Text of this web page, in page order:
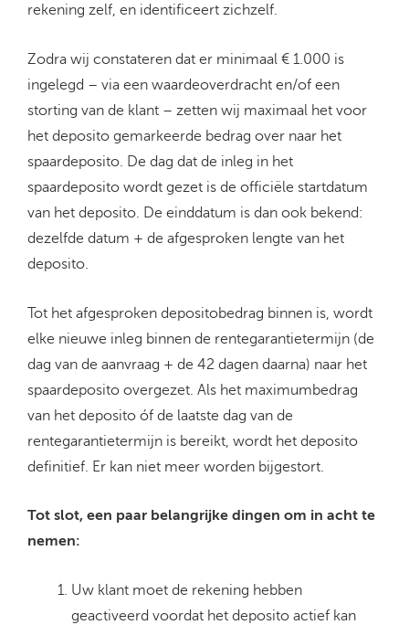
rekening zelf, en identificeert zichzelf.
Zodra wij constateren dat er minimaal € 1.000 is
ingelegd – via een waardeoverdracht en/of een
storting van de klant – zetten wij maximaal het voor
het deposito gemarkeerde bedrag over naar het
spaardeposito. De dag dat de inleg in het
spaardeposito wordt gezet is de officiële startdatum
van het deposito. De einddatum is dan ook bekend:
dezelfde datum + de afgesproken lengte van het
deposito.
Tot het afgesproken depositobedrag binnen is, wordt
elke nieuwe inleg binnen de rentegarantietermijn (de
dag van de aanvraag + de 42 dagen daarna) naar het
spaardeposito overgezet. Als het maximumbedrag
van het deposito óf de laatste dag van de
rentegarantietermijn is bereikt, wordt het deposito
definitief. Er kan niet meer worden bijgestort.
Tot slot, een paar belangrijke dingen om in acht te
nemen:
Uw klant moet de rekening hebben
geactiveerd voordat het deposito actief kan